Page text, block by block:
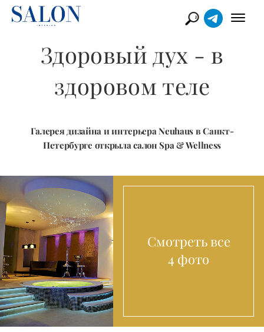
Здоровый дух - в
здоровом теле
Галерея дизайна и интерьера Neuhaus в Санкт-
Петербурге открыла салон Spa & Wellness
Смотреть все
4 фото